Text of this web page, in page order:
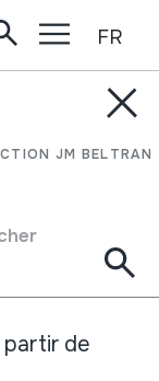
JM BELTRAN
FR
partir de